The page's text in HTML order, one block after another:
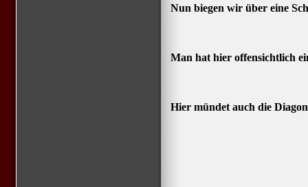
Nun biegen wir über eine
Man hat hier offensichtlich
Hier mündet auch die